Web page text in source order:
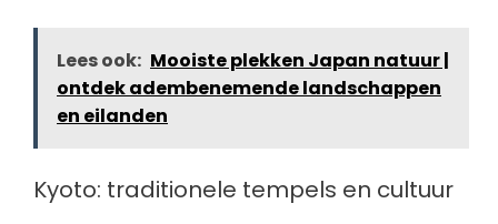
Lees ook: Mooiste plekken Japan natuur |
ontdek adembenemende landschappen
en eilanden
Kyoto: traditionele tempels en cultuur